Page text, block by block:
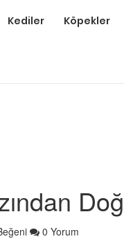
Kediler Köpekler
0 Yorum